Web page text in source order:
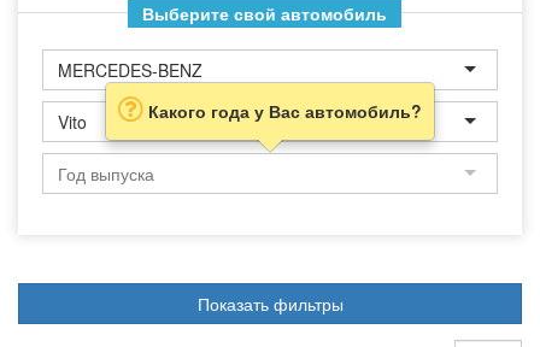
Выберите свой автомобиль
MERCEDES-BENZ
Vito Какого года у Вас автомобиль?
Показать фильтры